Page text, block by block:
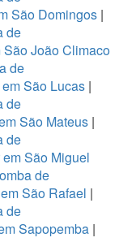
São Domingos|
de
João Climaco
de
São Lucas|
de
São Mateus |
de
São Miguel
de
São Rafael |
de
Sapopemba |